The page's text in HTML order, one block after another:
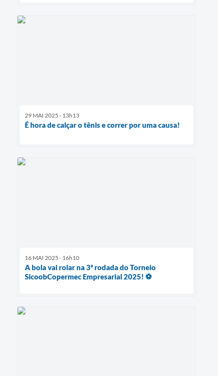
29 MAI 2025 - 13h13
É hora de calçar o tênis e correr por uma causa!
16 MAI 2025 - 16h10
A bola vai rolar na 3ª rodada do Torneio
SicoobCopermec Empresarial 2025! ⚽️